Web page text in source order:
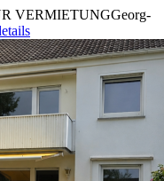
VERMIETUNGGeorg-